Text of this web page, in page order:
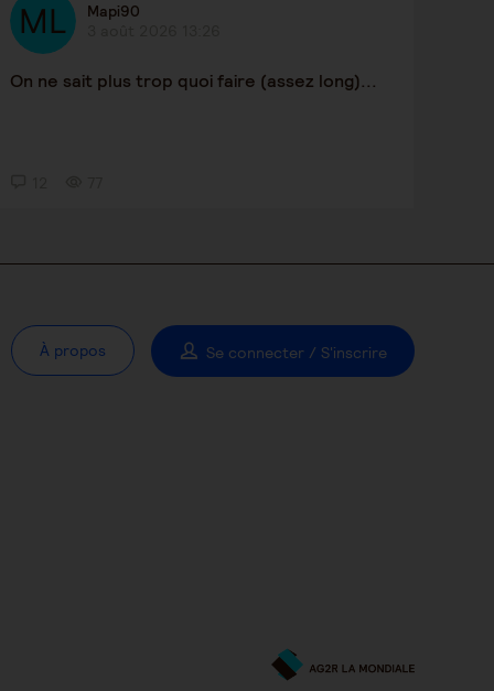
Mapi90
On ne sait plus trop quoi faire (assez long)...
À propos Se connecter / S'inscrire